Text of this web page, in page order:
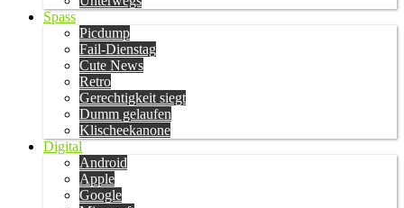
Spass
Picdump
Fail-Dienstag
Cute News
Retro
Gerechtigkeit siegt
Dumm gelaufen
Klischeekanone
Digital
Android
Apple
Google